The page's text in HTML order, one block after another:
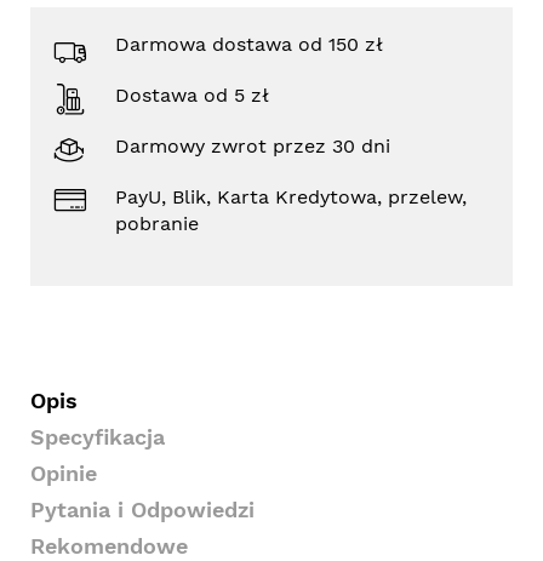
Darmowa dostawa od 150 zł
Dostawa od 5 zł
Darmowy zwrot przez 30 dni
PayU, Blik, Karta Kredytowa, przelew,
pobranie
Opis
Specyfikacja
Opinie
Pytania i Odpowiedzi
Rekomendowe